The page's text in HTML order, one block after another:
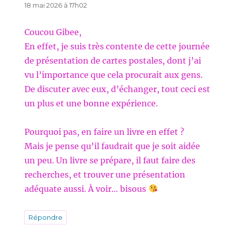
18 mai 2026 à 17h02
Coucou Gibee,
En effet, je suis très contente de cette journée
de présentation de cartes postales, dont j’ai
vu l’importance que cela procurait aux gens.
De discuter avec eux, d’échanger, tout ceci est
un plus et une bonne expérience.
Pourquoi pas, en faire un livre en effet ?
Mais je pense qu’il faudrait que je soit aidée
un peu. Un livre se prépare, il faut faire des
recherches, et trouver une présentation
adéquate aussi. À voir… bisous
Répondre